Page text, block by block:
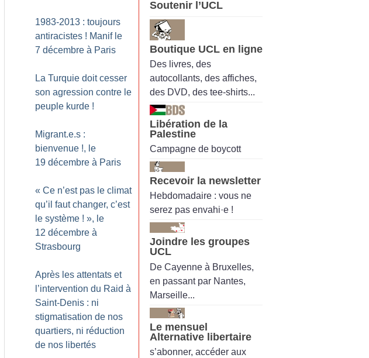
1983-2013 : toujours
antiracistes ! Manif le
7 décembre à Paris
La Turquie doit cesser
son agression contre le
peuple kurde !
Migrant.e.s :
bienvenue !, le
19 décembre à Paris
« Ce n’est pas le climat
qu’il faut changer, c’est
le système ! », le
12 décembre à
Strasbourg
Après les attentats et
l’intervention du Raid à
Saint-Denis : ni
stigmatisation de nos
quartiers, ni réduction
de nos libertés
Soutenir l’UCL
Boutique UCL en ligne
Des livres, des
autocollants, des affiches,
des DVD, des tee-shirts...
Libération de la
Palestine
Campagne de boycott
Recevoir la newsletter
Hebdomadaire : vous ne
serez pas envahi·e !
Joindre les groupes
UCL
De Cayenne à Bruxelles,
en passant par Nantes,
Marseille...
Le mensuel
Alternative libertaire
s’abonner, accéder aux